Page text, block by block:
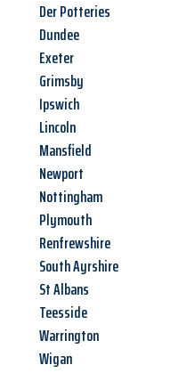
Der Potteries
Dundee
Exeter
Grimsby
Ipswich
Lincoln
Mansfield
Newport
Nottingham
Plymouth
Renfrewshire
South Ayrshire
St Albans
Teesside
Warrington
Wigan